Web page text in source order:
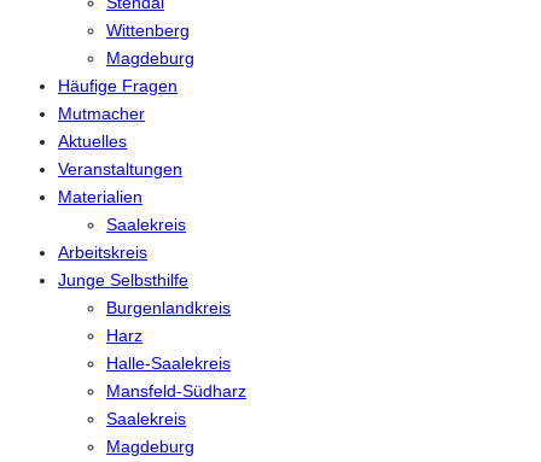
Wittenberg
Magdeburg
Häufige Fragen
Mutmacher
Aktuelles
Veranstaltungen
Materialien
Saalekreis
Arbeitskreis
Junge Selbsthilfe
Burgenlandkreis
Harz
Halle-Saalekreis
Mansfeld-Südharz
Saalekreis
Magdeburg